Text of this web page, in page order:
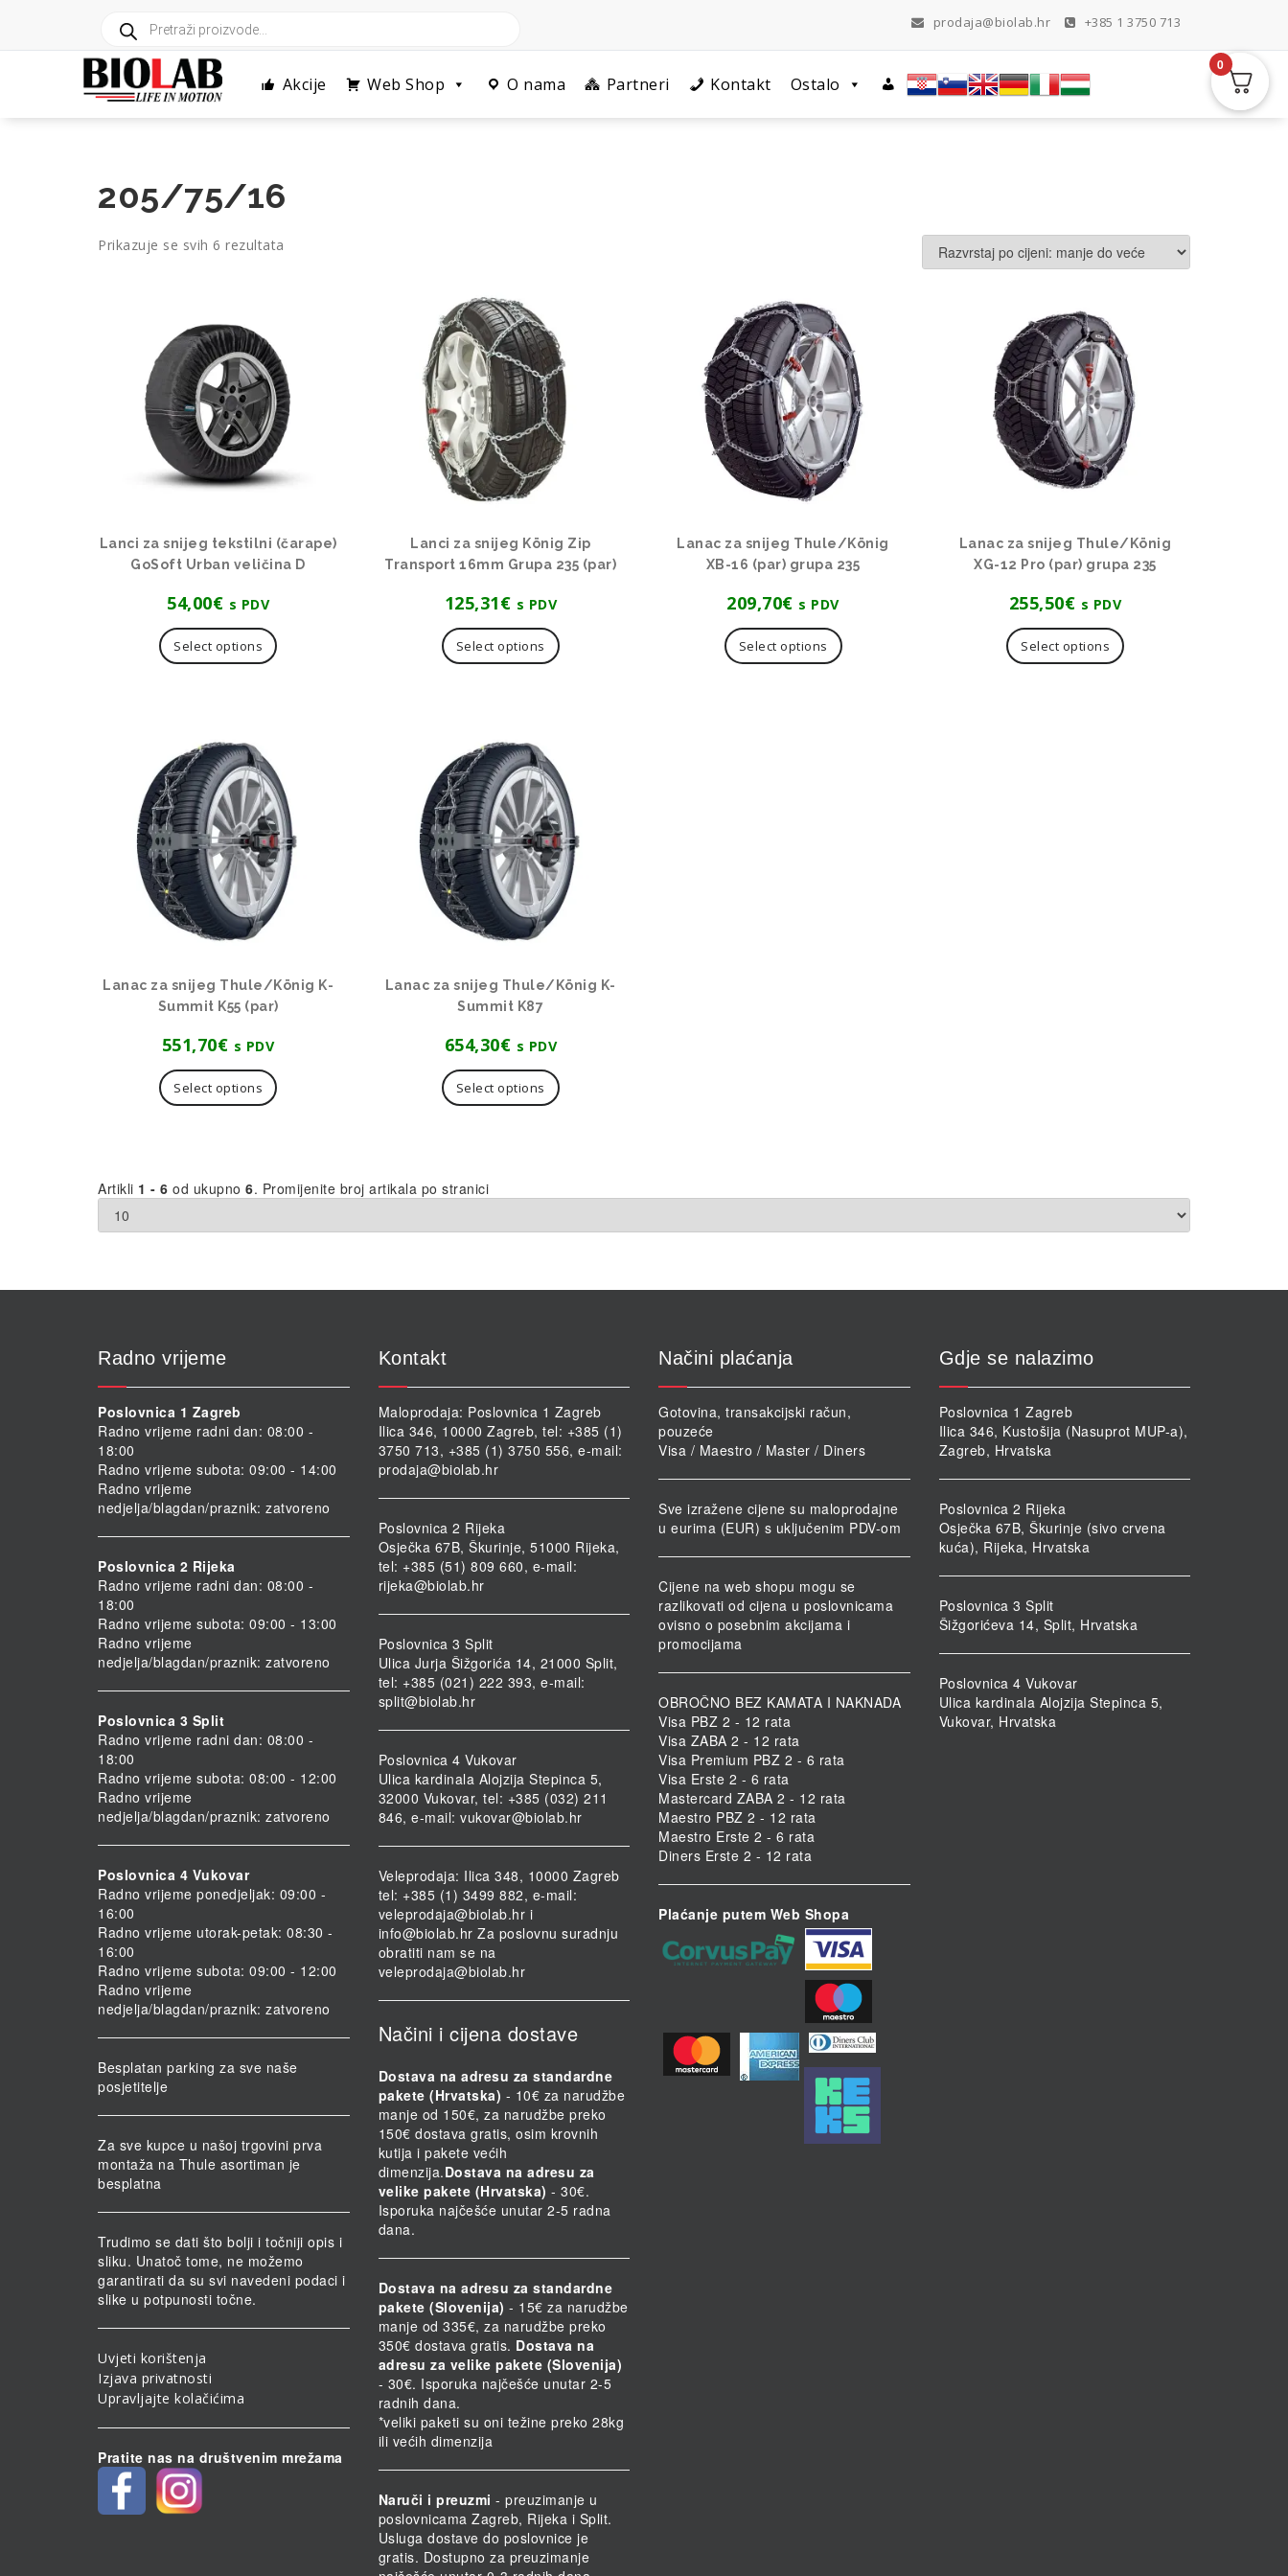
content
search
prodaja@biolab.hr +385 1 3750 713
Akcije Web Shop O nama Partneri Kontakt Ostalo
205/75/16
Prikazuje se svih 6 rezultata
visoke
Lanci za snijeg tekstilni (čarape)
GoSoft Urban veličina D
54,00€ s PDV
Select options
Lanci za snijeg König Zip
Transport 16mm Grupa 235 (par)
125,31€ s PDV
Select options
Lanac za snijeg Thule/König
XB-16 (par) grupa 235
209,70€ s PDV
Select options
Lanac za snijeg Thule/König
XG-12 Pro (par) grupa 235
255,50€ s PDV
Select options
Lanac za snijeg Thule/König K-
Summit K55 (par)
551,70€ s PDV
Select options
Lanac za snijeg Thule/König K-
Summit K87
654,30€ s PDV
Select options
Artikli 1 - 6 od ukupno 6. Promijenite broj artikala po stranici
Radno vrijeme
Poslovnica 1 Zagreb
Radno vrijeme radni dan: 08:00 -
18:00
Radno vrijeme subota: 09:00 - 14:00
Radno vrijeme
nedjelja/blagdan/praznik: zatvoreno
Poslovnica 2 Rijeka
Radno vrijeme radni dan: 08:00 -
18:00
Radno vrijeme subota: 09:00 - 13:00
Radno vrijeme
nedjelja/blagdan/praznik: zatvoreno
Poslovnica 3 Split
Radno vrijeme radni dan: 08:00 -
18:00
Radno vrijeme subota: 08:00 - 12:00
Radno vrijeme
nedjelja/blagdan/praznik: zatvoreno
Poslovnica 4 Vukovar
Radno vrijeme ponedjeljak: 09:00 -
16:00
Radno vrijeme utorak-petak: 08:30 -
16:00
Radno vrijeme subota: 09:00 - 12:00
Radno vrijeme
nedjelja/blagdan/praznik: zatvoreno
Besplatan parking za sve naše
posjetitelje
Za sve kupce u našoj trgovini prva
montaža na Thule asortiman je
besplatna
Trudimo se dati što bolji i točniji opis i
sliku. Unatoč tome, ne možemo
garantirati da su svi navedeni podaci i
slike u potpunosti točne.
Uvjeti korištenja
Izjava privatnosti
Upravljajte kolačićima
Pratite nas na društvenim mrežama
Kontakt
Maloprodaja: Poslovnica 1 Zagreb
Ilica 346, 10000 Zagreb, tel: +385 (1)
3750 713, +385 (1) 3750 556, e-mail:
prodaja@biolab.hr
Poslovnica 2 Rijeka
Osječka 67B, Škurinje, 51000 Rijeka,
tel: +385 (51) 809 660, e-mail:
rijeka@biolab.hr
Poslovnica 3 Split
Ulica Jurja Šižgorića 14, 21000 Split,
tel: +385 (021) 222 393, e-mail:
split@biolab.hr
Poslovnica 4 Vukovar
Ulica kardinala Alojzija Stepinca 5,
32000 Vukovar, tel: +385 (032) 211
846, e-mail: vukovar@biolab.hr
Veleprodaja: Ilica 348, 10000 Zagreb
tel: +385 (1) 3499 882, e-mail:
veleprodaja@biolab.hr i
info@biolab.hr Za poslovnu suradnju
obratiti nam se na
veleprodaja@biolab.hr
Načini i cijena dostave
Dostava na adresu za standardne
pakete (Hrvatska) - 10€ za narudžbe
manje od 150€, za narudžbe preko
150€ dostava gratis, osim krovnih
kutija i pakete većih
dimenzija.Dostava na adresu za
velike pakete (Hrvatska) - 30€.
Isporuka najčešće unutar 2-5 radna
dana.
Dostava na adresu za standardne
pakete (Slovenija) - 15€ za narudžbe
manje od 335€, za narudžbe preko
350€ dostava gratis. Dostava na
adresu za velike pakete (Slovenija)
- 30€. Isporuka najčešće unutar 2-5
radnih dana.
*veliki paketi su oni težine preko 28kg
ili većih dimenzija
Naruči i preuzmi - preuzimanje u
poslovnicama Zagreb, Rijeka i Split.
Usluga dostave do poslovnice je
gratis. Dostupno za preuzimanje
Načini plaćanja
Gotovina, transakcijski račun,
pouzeće
Visa / Maestro / Master / Diners
Sve izražene cijene su maloprodajne
u eurima (EUR) s uključenim PDV-om
Cijene na web shopu mogu se
razlikovati od cijena u poslovnicama
ovisno o posebnim akcijama i
promocijama
OBROČNO BEZ KAMATA I NAKNADA
Visa PBZ 2 - 12 rata
Visa ZABA 2 - 12 rata
Visa Premium PBZ 2 - 6 rata
Visa Erste 2 - 6 rata
Mastercard ZABA 2 - 12 rata
Maestro PBZ 2 - 12 rata
Maestro Erste 2 - 6 rata
Diners Erste 2 - 12 rata
Plaćanje putem Web Shopa
Gdje se nalazimo
Poslovnica 1 Zagreb
Ilica 346, Kustošija (Nasuprot MUP-a),
Zagreb, Hrvatska
Poslovnica 2 Rijeka
Osječka 67B, Škurinje (sivo crvena
kuća), Rijeka, Hrvatska
Poslovnica 3 Split
Šižgorićeva 14, Split, Hrvatska
Poslovnica 4 Vukovar
Ulica kardinala Alojzija Stepinca 5,
Vukovar, Hrvatska
0